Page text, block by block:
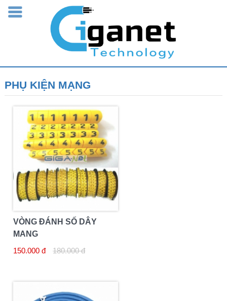
PHỤ KIỆN MẠNG
VÒNG ĐÁNH SỐ DÂY
MẠNG
150.000 đ
180.000 đ